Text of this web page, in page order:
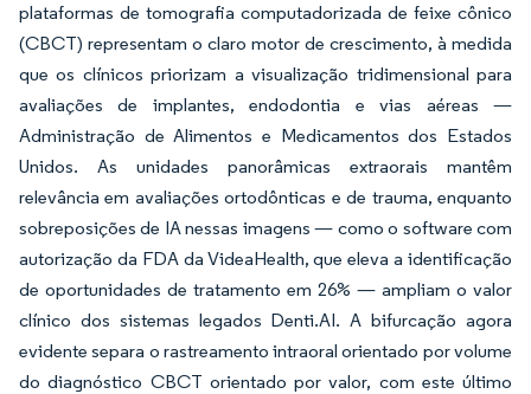
plataformas de tomografia computadorizada de feixe cônico
(CBCT) representam o claro motor de crescimento, à medida
que os clínicos priorizam a visualização tridimensional para
avaliações de implantes, endodontia e vias aéreas —
Administração de Alimentos e Medicamentos dos Estados
Unidos. As unidades panorâmicas extraorais mantêm
relevância em avaliações ortodônticas e de trauma, enquanto
sobreposições de IA nessas imagens — como o software com
autorização da FDA da VideaHealth, que eleva a identificação
de oportunidades de tratamento em 26% — ampliam o valor
clínico dos sistemas legados Denti.AI. A bifurcação agora
evidente separa o rastreamento intraoral orientado por volume
do diagnóstico CBCT orientado por valor, com este último